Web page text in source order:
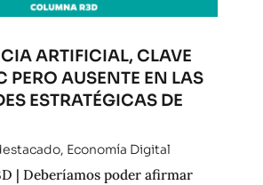
ARTIFICIAL, CLAVE
PERO AUSENTE EN LAS
ESTRATÉGICAS DE
, Economía Digital
| Deberíamos poder afirmar